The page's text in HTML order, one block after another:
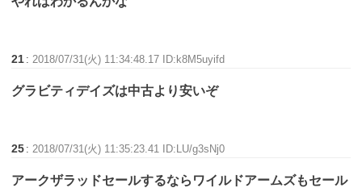
21 : 2018/07/31(火) 11:34:48.17 ID:k8M5uyifd
グラビティデイズは中古より安いぞ
25 :2018/07/31(火) 11:35:23.41 ID:LU/g3sNj0
アークザラッドセールするならワイルドアームズもセール